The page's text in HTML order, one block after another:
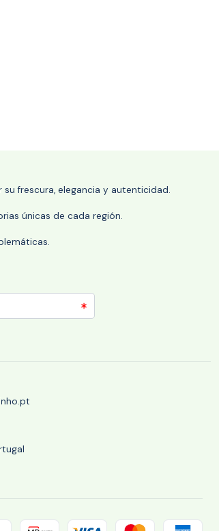
frescura, elegancia y autenticidad.
únicas de cada región.